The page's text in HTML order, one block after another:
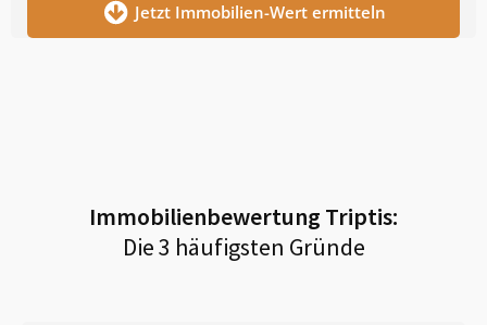
Jetzt Immobilien-Wert ermitteln
Immobilienbewertung Triptis:
Die 3 häufigsten Gründe